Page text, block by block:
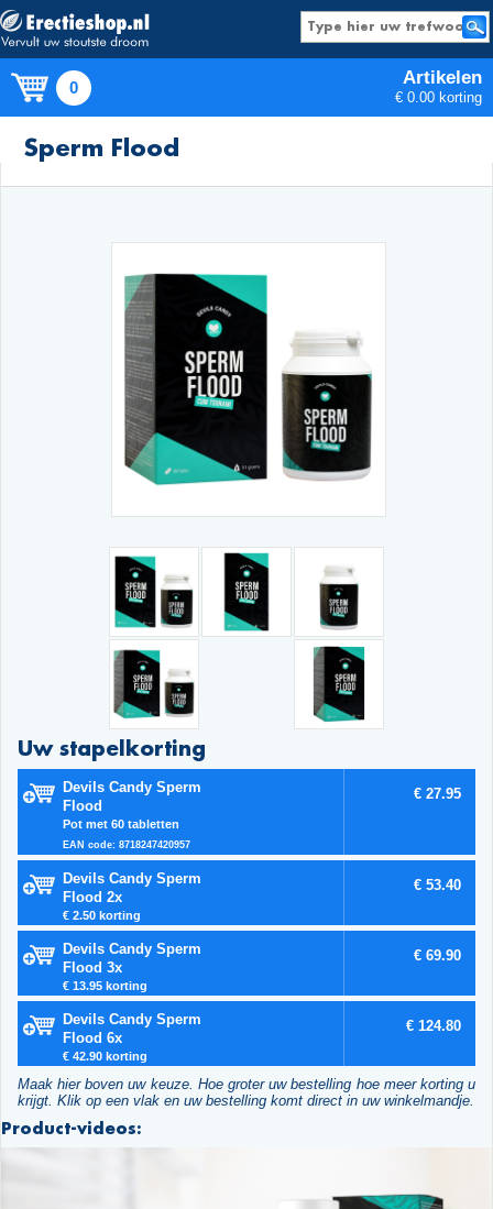
0 Artikelen
€ 0.00 korting
Sperm Flood
Uw stapelkorting
Devils Candy Sperm
Flood
Pot met 60 tabletten
EAN code: 8718247420957
€ 27.95
Devils Candy Sperm
Flood 2x
€ 2.50 korting
€ 53.40
Devils Candy Sperm
Flood 3x
€ 13.95 korting
€ 69.90
Devils Candy Sperm
Flood 6x
€ 42.90 korting
€ 124.80
Maak hier boven uw keuze. Hoe groter uw bestelling hoe meer korting u
krijgt. Klik op een vlak en uw bestelling komt direct in uw winkelmandje.
Product-videos: